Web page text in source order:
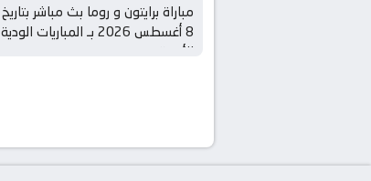
مباراة برايتون و روما بث مباشر بتاريخ
8 أغسطس 2026 بـ المباريات الودية
للأندية